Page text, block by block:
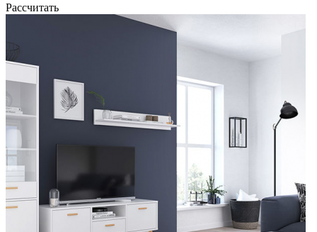
Рассчитать